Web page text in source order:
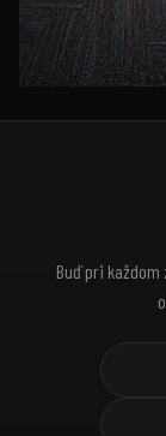
Buď pri